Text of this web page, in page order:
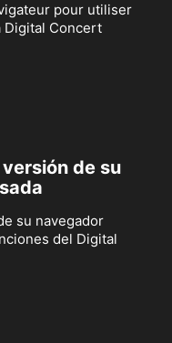
pour utiliser
Digital Concert
de su
su navegador
del Digital